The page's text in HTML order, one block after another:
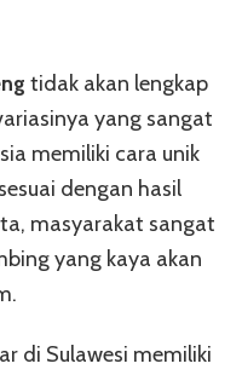
tidak akan lengkap
yang sangat
memiliki cara unik
dengan hasil
masyarakat sangat
yang kaya akan
di Sulawesi memiliki